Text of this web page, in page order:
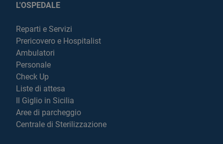
L'OSPEDALE
Reparti e Servizi
Prericovero e Hospitalist
Ambulatori
Personale
Check Up
Liste di attesa
Il Giglio in Sicilia
Aree di parcheggio
Centrale di Sterilizzazione